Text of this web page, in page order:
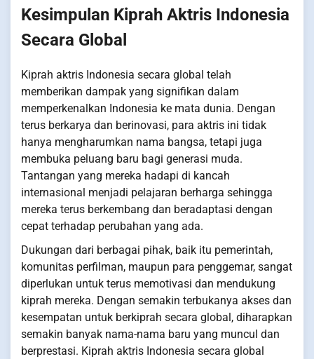
Kesimpulan Kiprah Aktris Indonesia
Secara Global
Kiprah aktris Indonesia secara global telah
memberikan dampak yang signifikan dalam
memperkenalkan Indonesia ke mata dunia. Dengan
terus berkarya dan berinovasi, para aktris ini tidak
hanya mengharumkan nama bangsa, tetapi juga
membuka peluang baru bagi generasi muda.
Tantangan yang mereka hadapi di kancah
internasional menjadi pelajaran berharga sehingga
mereka terus berkembang dan beradaptasi dengan
cepat terhadap perubahan yang ada.
Dukungan dari berbagai pihak, baik itu pemerintah,
komunitas perfilman, maupun para penggemar, sangat
diperlukan untuk terus memotivasi dan mendukung
kiprah mereka. Dengan semakin terbukanya akses dan
kesempatan untuk berkiprah secara global, diharapkan
semakin banyak nama-nama baru yang muncul dan
berprestasi. Kiprah aktris Indonesia secara global